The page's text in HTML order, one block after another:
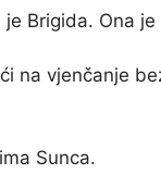
Brigida. Ona
na vjenčanje
Sunca.